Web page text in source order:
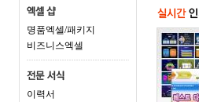
명품엑셀/패키지
비즈니스엑셀
이력서